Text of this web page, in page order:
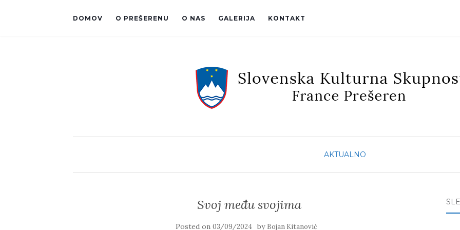
DOMOV O PREŠERENU O NAS GALERIJA KONTAKT
AKTUALNO
Svoj među svojima
Posted on03/09/2024 by Bojan Kitanović